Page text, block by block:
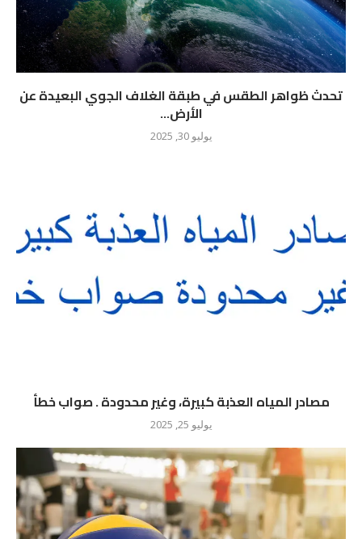
تحدث ظواهر الطقس في طبقة الغلاف الجوي البعيدة عن
الأرض...
يوليو 30, 2025
مصادر المياه العذبة كبيرة، وغير محدودة . صواب خطأ
يوليو 25, 2025